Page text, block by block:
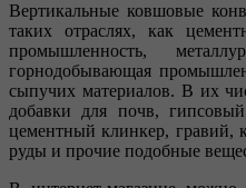
Вертикальные ковшовые
таких отраслях, как
промышленность,
горнодобывающая
сыпучих материалов. В их
добавки для почв,
цементный клинкер, гравий,
руды и прочие подобные